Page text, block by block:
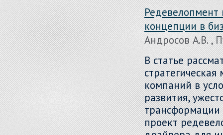
Редевелопмент
концепции в
Андросов А.В. ,
В статье
компаний в
развития,
трансформации
проект